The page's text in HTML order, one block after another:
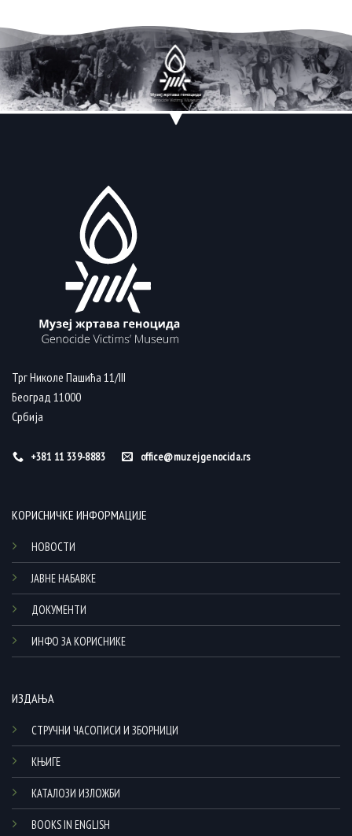
Трг Николе Пашића 11/III
Београд 11000
Србија
+381 11 339-8883 office@muzejgenocida.rs
КОРИСНИЧКЕ ИНФОРМАЦИЈЕ
НОВОСТИ
ЈАВНЕ НАБАВКЕ
ДОКУМЕНТИ
ИНФО ЗА КОРИСНИКЕ
ИЗДАЊА
СТРУЧНИ ЧАСОПИСИ И ЗБОРНИЦИ
КЊИГЕ
КАТАЛОЗИ ИЗЛОЖБИ
BOOKS IN ENGLISH